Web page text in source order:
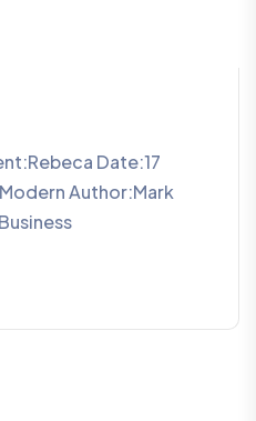
Date:17
Author:Mark